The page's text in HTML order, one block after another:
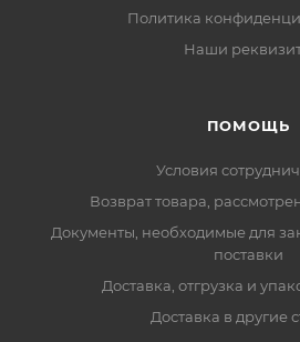
Политика
Наши
ПОМОЩЬ
Условия
Возврат товара,
Документы, необходимые для
поставки
Доставка, отгрузка и
Доставка в другие